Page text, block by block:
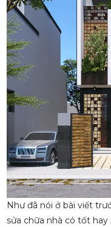
Như đã nói ở bài viết
sửa chữa nhà có tốt